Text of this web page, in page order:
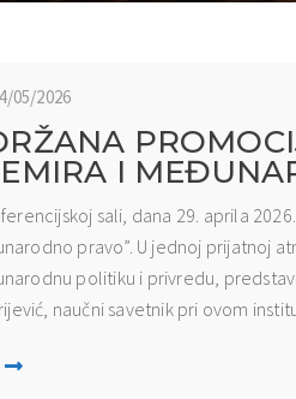
05/2026
I
sali, dana 29. aprila
pravo”. U jednoj prijatnoj
politiku i privredu,
naučni savetnik pri ovom